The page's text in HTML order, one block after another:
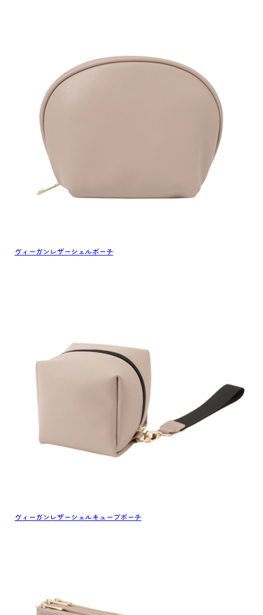
ヴィーガンレザーシェルポーチ
ヴィーガンレザーシェルキューブポーチ